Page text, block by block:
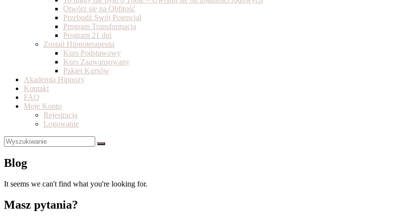
Otwórz się na Obfitość
Przebudź Swój Potencjał
Program Transformacja
Program 21 dni
Zostań Hipnoterapeutą
Kurs Podstawowy
Kurs Zaawansowany
Pakiet Kursów
Akademia Hipnozy
Kontakt
FAQ
Moje Konto
Rejestracja
Logowanie
Blog
It seems we can't find what you're looking for.
Masz pytania?